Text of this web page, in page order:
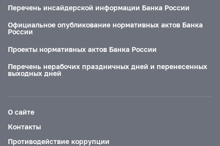
Перечень инсайдерской информации Банка России
Официальное опубликование нормативных актов Банка
России
Проекты нормативных актов Банка России
Перечень нерабочих праздничных дней и перенесенных
выходных дней
О сайте
Контакты
Противодействие коррупции